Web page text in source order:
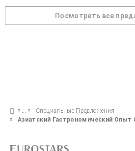
Посмотреть все
Специальные Предложения
Азиатский Гастрономический Опыт